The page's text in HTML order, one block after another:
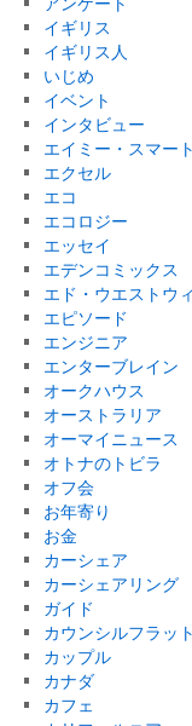
イギリス
イギリス人
いじめ
イベント
インタビュー
エイミー・スマート
エクセル
エコ
エコロジー
エッセイ
エデンコミックス
エド・ウエストウ
エピソード
エンジニア
エンターブレイン
オークハウス
オーストラリア
オーマイニュース
オトナのトビラ
オフ会
お年寄り
お金
カーシェア
カーシェアリング
ガイド
カウンシルフラット
カップル
カナダ
カフェ